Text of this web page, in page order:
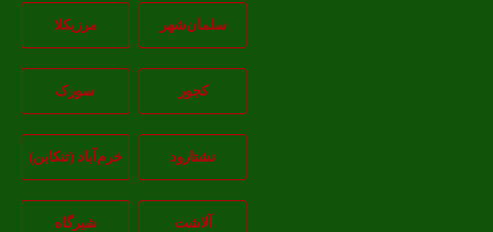
سلمان‌شهر مرزیکلا
کجور سورک
نشتارود خرم‌آباد (تنکابن)
آلاشت شیرگاه